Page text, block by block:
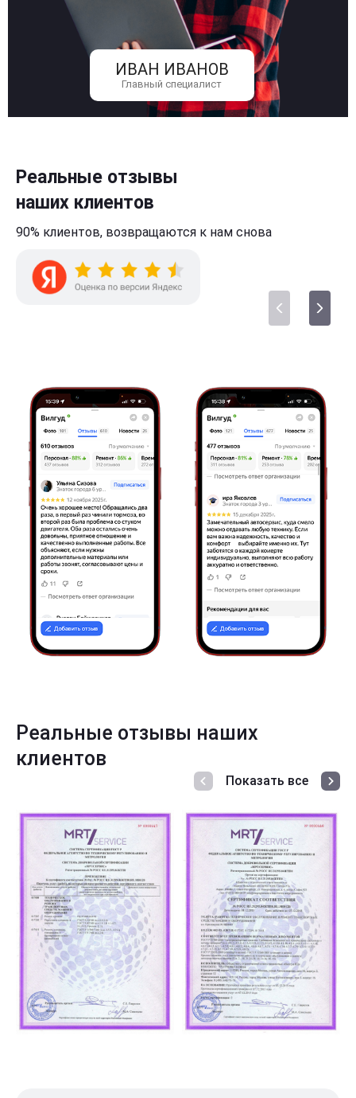
ИВАН ИВАНОВ
Главный специалист
Реальные отзывы
наших клиентов
90% клиентов, возвращаются к нам снова
Реальные отзывы наших
клиентов
Показать все